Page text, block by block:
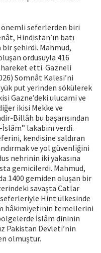
önemli seferlerden biri
Hindistan’ın batı
bir şehirdi. Mahmud,
ordusuyla 416
hareket etti. Gazneli
Somnât Kalesi’ni
put yerinden sökülerek
Gazne’deki ulucami ve
ikisi Mekke ve
Billâh bu başarısından
lakabını verdi.
kendisine saldıran
ve yol güvenliğini
nehrinin iki yakasına
gemicilerdi. Mahmud,
1400 gemiden oluşan bir
savaşta Catlar
Hint ülkesinde
hâkimiyetinin temellerini
İslâm dininin
Pakistan Devleti’nin
olmuştur.